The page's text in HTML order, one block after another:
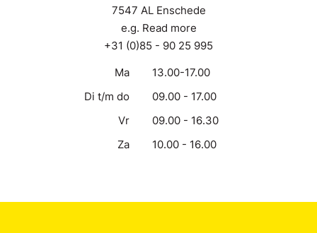
7547 AL Enschede
e.g. Read more
+31 (0)85 - 90 25 995
Ma
13.00-17.00
Di t/m do
09.00 - 17.00
Vr
09.00 - 16.30
Za
10.00 - 16.00